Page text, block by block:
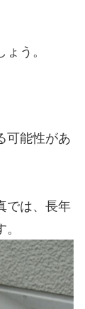
う。
可能性があ
では、長年